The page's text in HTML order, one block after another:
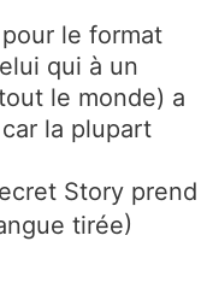
le format
qui à un
le monde) a
la plupart
Story prend
)